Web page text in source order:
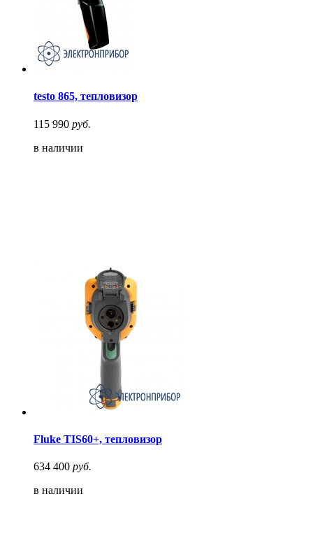
testo 865, тепловизор
115 990 руб.
в наличии
Fluke TIS60+, тепловизор
634 400 руб.
в наличии